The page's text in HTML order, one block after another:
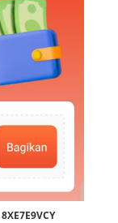
8XE7E9VCY